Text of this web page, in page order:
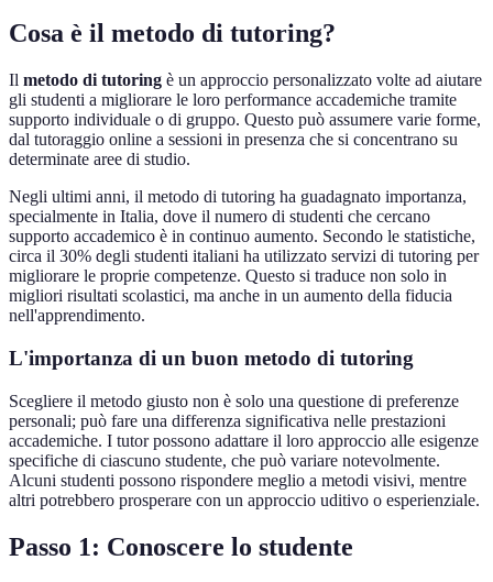
Cosa è il metodo di tutoring?
Il metodo di tutoring è un approccio personalizzato volte ad aiutare
gli studenti a migliorare le loro performance accademiche tramite
supporto individuale o di gruppo. Questo può assumere varie forme,
dal tutoraggio online a sessioni in presenza che si concentrano su
determinate aree di studio.
Negli ultimi anni, il metodo di tutoring ha guadagnato importanza,
specialmente in Italia, dove il numero di studenti che cercano
supporto accademico è in continuo aumento. Secondo le statistiche,
circa il 30% degli studenti italiani ha utilizzato servizi di tutoring per
migliorare le proprie competenze. Questo si traduce non solo in
migliori risultati scolastici, ma anche in un aumento della fiducia
nell'apprendimento.
L'importanza di un buon metodo di tutoring
Scegliere il metodo giusto non è solo una questione di preferenze
personali; può fare una differenza significativa nelle prestazioni
accademiche. I tutor possono adattare il loro approccio alle esigenze
specifiche di ciascuno studente, che può variare notevolmente.
Alcuni studenti possono rispondere meglio a metodi visivi, mentre
altri potrebbero prosperare con un approccio uditivo o esperienziale.
Passo 1: Conoscere lo studente